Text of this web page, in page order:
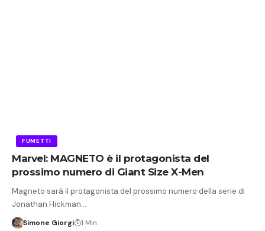
FUMETTI
Marvel: MAGNETO è il protagonista del
prossimo numero di Giant Size X-Men
Magneto sarà il protagonista del prossimo numero della serie di
Jonathan Hickman…
Simone Giorgi 1 Min